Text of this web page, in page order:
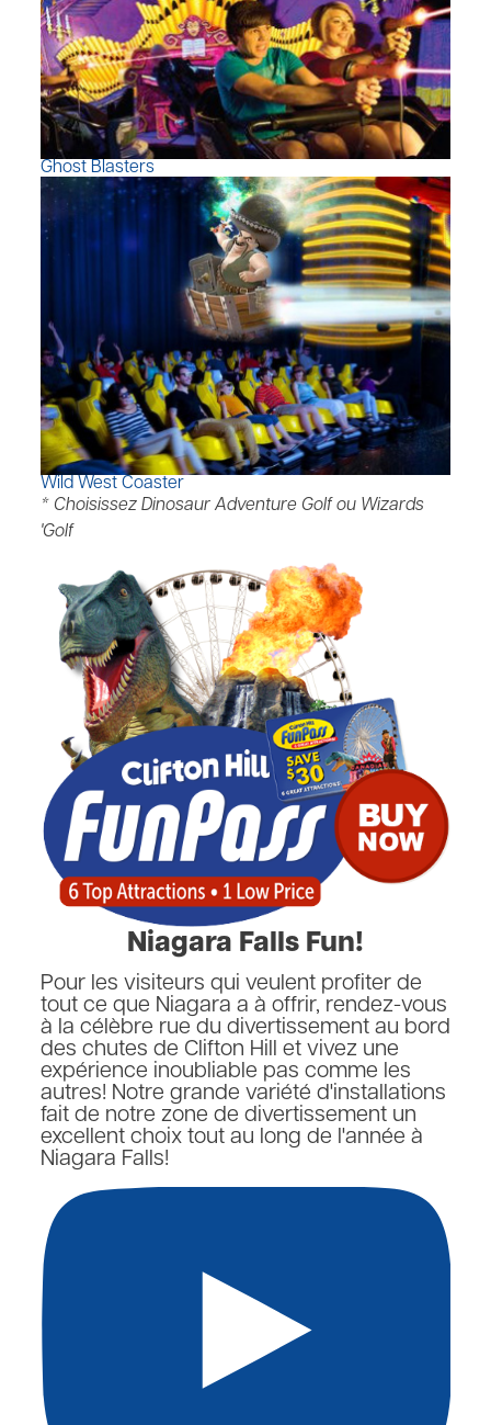
Ghost Blasters
Wild West Coaster
* Choisissez Dinosaur Adventure Golf ou Wizards
'Golf
Niagara Falls Fun!
Pour les visiteurs qui veulent profiter de
tout ce que Niagara a à offrir, rendez-vous
à la célèbre rue du divertissement au bord
des chutes de Clifton Hill et vivez une
expérience inoubliable pas comme les
autres! Notre grande variété d'installations
fait de notre zone de divertissement un
excellent choix tout au long de l'année à
Niagara Falls!